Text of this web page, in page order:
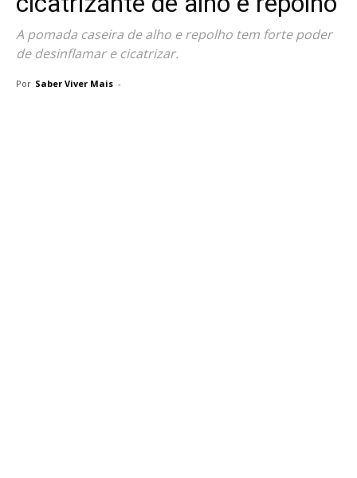
A pomada caseira de alho e repolho tem forte poder
de desinflamar e cicatrizar.
Por Saber Viver Mais -